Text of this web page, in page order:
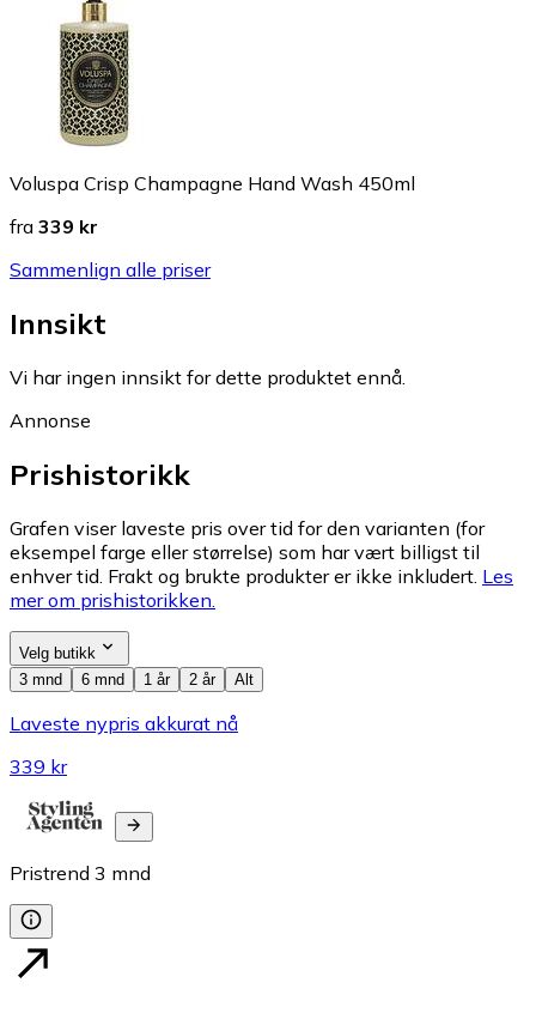
Voluspa Crisp Champagne Hand Wash 450ml
fra 339 kr
Sammenlign alle priser
Innsikt
Vi har ingen innsikt for dette produktet ennå.
Annonse
Prishistorikk
Grafen viser laveste pris over tid for den varianten (for
eksempel farge eller størrelse) som har vært billigst til
enhver tid. Frakt og brukte produkter er ikke inkludert. Les
mer om prishistorikken.
Velg butikk
3 mnd
6 mnd 1 år 2 år Alt
Laveste nypris akkurat nå
339 kr
Pristrend 3 mnd